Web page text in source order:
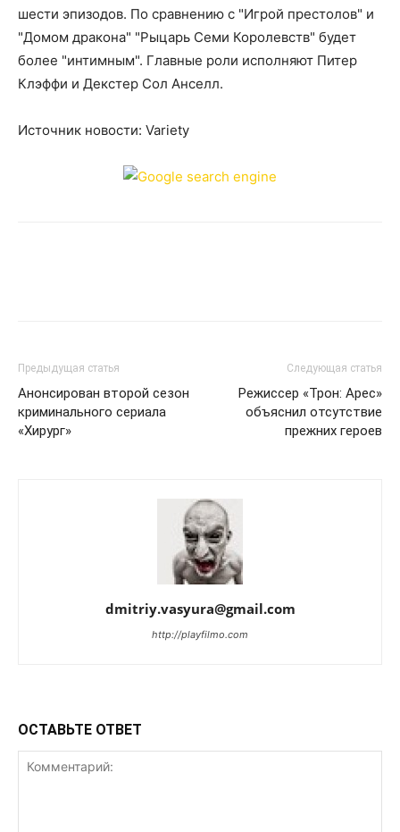
шести эпизодов. По сравнению с "Игрой престолов" и
"Домом дракона" "Рыцарь Семи Королевств" будет
более "интимным". Главные роли исполняют Питер
Клэффи и Декстер Сол Анселл.
Источник новости: Variety
Предыдущая статья
Анонсирован второй сезон
криминального сериала
«Хирург»
Следующая статья
Режиссер «Трон: Арес»
объяснил отсутствие
прежних героев
dmitriy.vasyura@gmail.com
http://playfilmo.com
ОСТАВЬТЕ ОТВЕТ